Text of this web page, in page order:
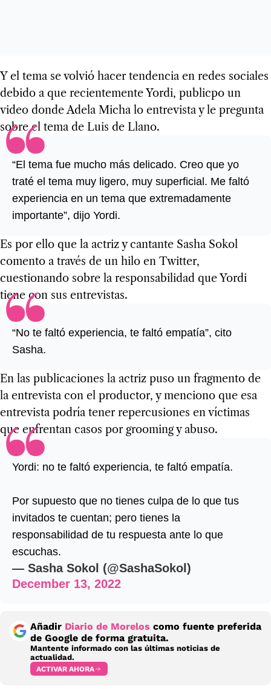
Y el tema se volvió hacer tendencia en redes sociales
debido a que recientemente Yordi, publicpo un
video donde Adela Micha lo entrevista y le pregunta
sobre el tema de Luis de Llano.
“El tema fue mucho más delicado. Creo que yo
traté el tema muy ligero, muy superficial. Me faltó
experiencia en un tema que extremadamente
importante”, dijo Yordi.
Es por ello que la actriz y cantante Sasha Sokol
comento a través de un hilo en Twitter,
cuestionando sobre la responsabilidad que Yordi
tiene con sus entrevistas.
“No te faltó experiencia, te faltó empatía”, cito
Sasha.
En las publicaciones la actriz puso un fragmento de
la entrevista con el productor, y menciono que esa
entrevista podría tener repercusiones en víctimas
que enfrentan casos por grooming y abuso.
Yordi: no te faltó experiencia, te faltó empatía.
Por supuesto que no tienes culpa de lo que tus
invitados te cuentan; pero tienes la
responsabilidad de tu respuesta ante lo que
escuchas.
— Sasha Sokol (@SashaSokol)
December 13, 2022
Añadir Diario de Morelos como fuente preferida
de Google de forma gratuita.
Mantente informado con las últimas noticias de
actualidad.
ACTIVAR AHORA